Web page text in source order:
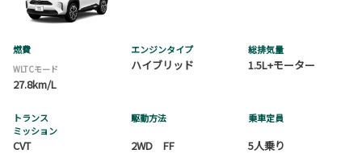
燃費
WLTCモード
27.8km/L
エンジンタイプ
ハイブリッド
総排気量
1.5L+モーター
トランス
ミッション
CVT
駆動方法
2WD FF
乗車定員
5人乗り